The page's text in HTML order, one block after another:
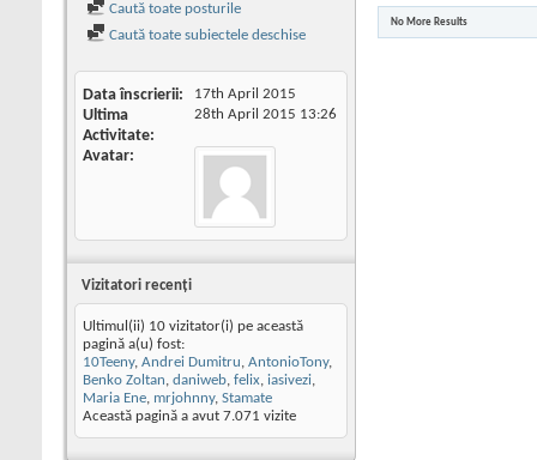
Caută toate posturile
Caută toate subiectele deschise
Data înscrierii 17th April 2015
Ultima
Activitate
28th April 2015 13:26
Avatar
Vizitatori recenţi
Ultimul(ii) 10 vizitator(i) pe această
pagină a(u) fost:
10Teeny, Andrei Dumitru, AntonioTony,
Benko Zoltan, daniweb, felix, iasivezi,
Maria Ene, mrjohnny, Stamate
Această pagină a avut 7.071 vizite
No More Results